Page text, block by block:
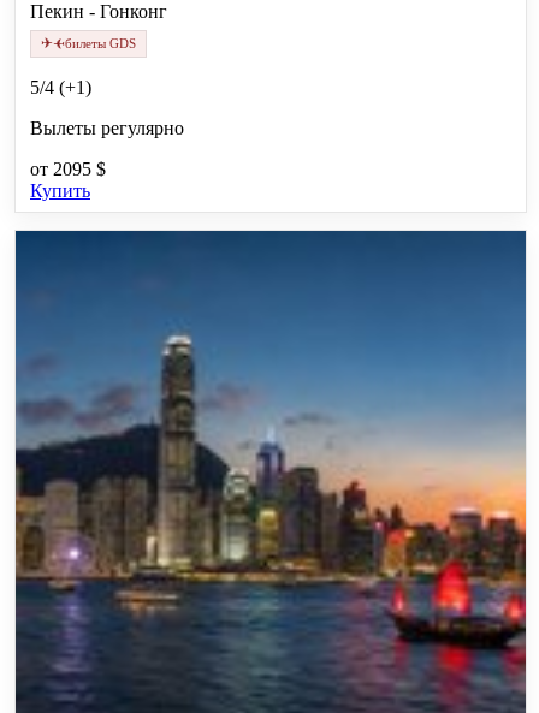
Пекин - Гонконг
✈✈билеты GDS
5/4 (+1)
Вылеты регулярно
от 2095 $
Купить